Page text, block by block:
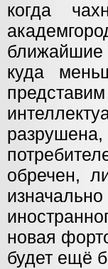
когда
ближайшие
куда
обречен,
новая
будет ещё